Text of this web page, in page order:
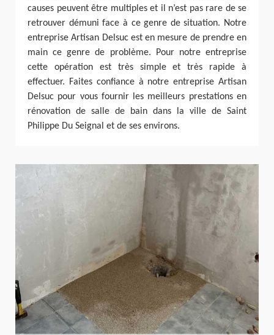
causes peuvent être multiples et il n’est pas rare de se
retrouver démuni face à ce genre de situation. Notre
entreprise Artisan Delsuc est en mesure de prendre en
main ce genre de problème. Pour notre entreprise
cette opération est très simple et très rapide à
effectuer. Faites confiance à notre entreprise Artisan
Delsuc pour vous fournir les meilleurs prestations en
rénovation de salle de bain dans la ville de Saint
Philippe Du Seignal et de ses environs.